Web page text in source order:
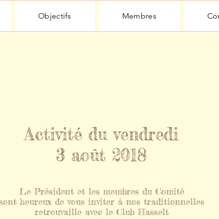
Objectifs Membres
Activité du vendredi
3 août 2018
Le Président et les membres du Comité
sont heureux de vous inviter à nos traditionnelles
retrouvaille avec le Club Hasselt